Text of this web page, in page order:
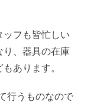
ッフも皆忙しい
り、器具の在庫
あります。
行うものなので